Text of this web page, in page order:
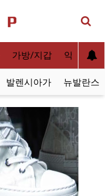
가방/지갑 악세사리
발렌시아가 뉴발란스